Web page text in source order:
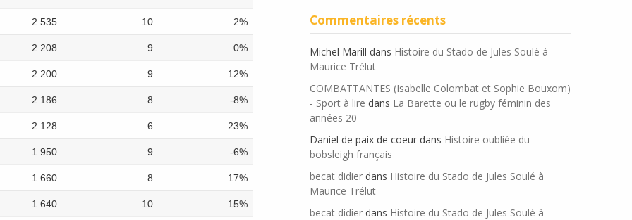
Commentaires récents
Michel Marill dans Histoire du Stado de Jules Soulé à
Maurice Trélut
COMBATTANTES (Isabelle Colombat et Sophie Bouxom)
- Sport à lire dans La Barette ou le rugby féminin des
années 20
Daniel de paix de coeur dans Histoire oubliée du
bobsleigh français
becat didier dans Histoire du Stado de Jules Soulé à
Maurice Trélut
becat didier dans Histoire du Stado de Jules Soulé à